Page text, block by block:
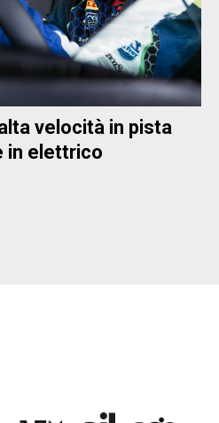
velocità in pista
in elettrico